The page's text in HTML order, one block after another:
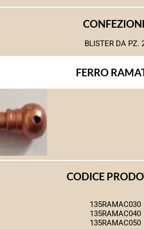
BLISTER DA PZ.
FERRO
CODICE
135RAMAC030
135RAMAC040
135RAMAC050